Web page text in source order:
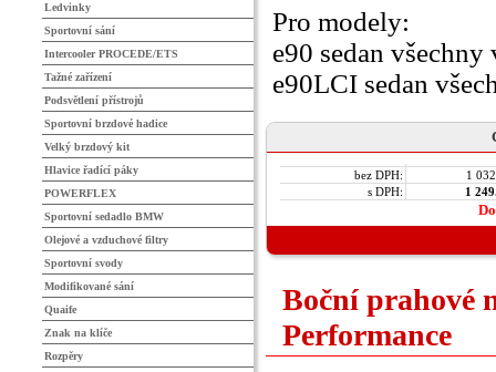
Pro modely:
e90 sedan všechny
e90LCI sedan
bez DPH:
1
s DPH:
1
Boční prahové
Performance
Ledvinky
Sportovní sání
Intercooler PROCEDE/ETS
Tažné zařízení
Podsvětlení přístrojů
Sportovní brzdové hadice
Velký brzdový kit
Hlavice řadící páky
POWERFLEX
Sportovní sedadlo BMW
Olejové a vzduchové filtry
Sportovní svody
Modifikované sání
Quaife
Znak na klíče
Rozpěry